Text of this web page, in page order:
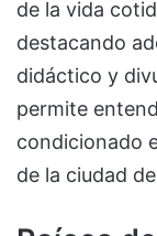
de la vida
destacando
didáctico y
permite
condicionado
de la ciudad